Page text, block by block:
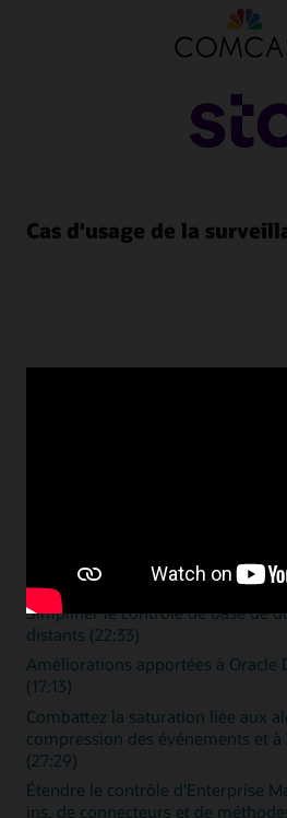
Cas d'usage de la
Contrôle sans temps d'arrêt (15:46)
Simplifier le contrôle de base de
distants (22:33)
Améliorations apportées à Oracle
(17:13)
Combattez la saturation liée aux
compression des événements et
(27:29)
Étendre le contrôle d'Enterprise
ins, de connecteurs et de